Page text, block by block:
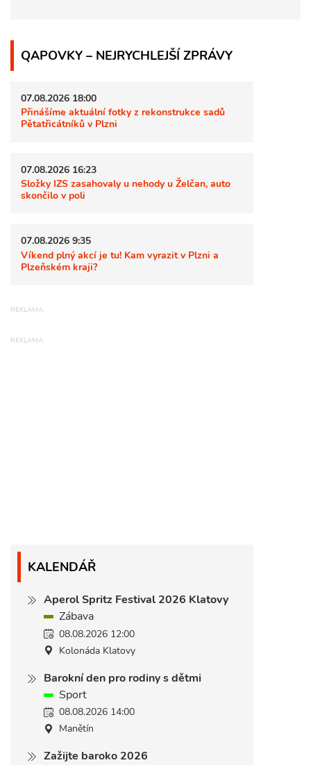
QAPOVKY – NEJRYCHLEJŠÍ ZPRÁVY
07.08.2026 18:00
Přinášíme aktuální fotky z rekonstrukce sadů
Pětatřicátníků v Plzni
07.08.2026 16:23
Složky IZS zasahovaly u nehody u Želčan, auto
skončilo v poli
07.08.2026 9:35
Víkend plný akcí je tu! Kam vyrazit v Plzni a
Plzeňském kraji?
KALENDÁŘ
Aperol Spritz Festival 2026 Klatovy
Zábava
08.08.2026 12:00
Kolonáda Klatovy
Barokní den pro rodiny s dětmi
Sport
08.08.2026 14:00
Manětín
Zažijte baroko 2026